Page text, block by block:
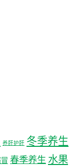
养肝护肝 冬季养生
春季养生 水果